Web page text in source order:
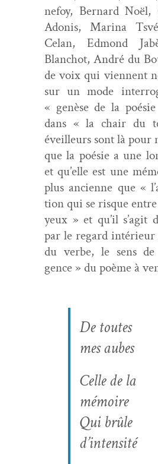
nefoy, Bernard Noël,
Ado­nis, Mari­na
Celan, Edmond
Blan­chot, André du
de voix qui vien­nent
sur un mode
« genèse de la poésie
dans « la chair du
éveilleurs sont là pour
que la poésie a une
et qu’elle est une
plus anci­enne que «
tion qui se risque entre
yeux » et qu’il s’agit
par le regard
du verbe, le sens
gence » du poème à
De toutes
mes aubes
Celle de la
mémoire
Qui brûle
d’intensité